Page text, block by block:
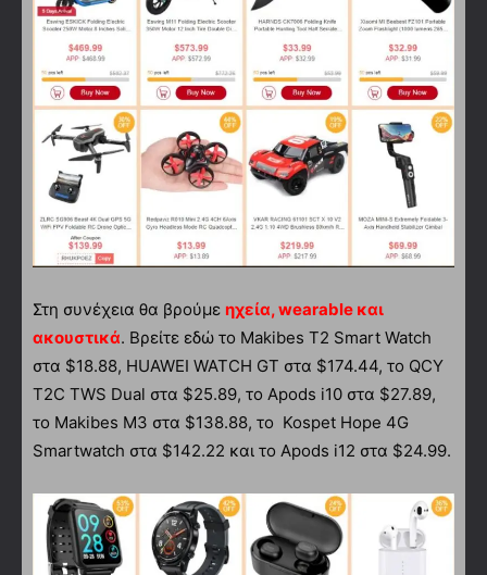
Στη συνέχεια θα βρούμε ηχεία, wearable και
ακουστικά. Βρείτε εδώ το Makibes T2 Smart Watch
στα $18.88, HUAWEI WATCH GT στα $174.44, το QCY
T2C TWS Dual στα $25.89, το Apods i10 στα $27.89,
το Makibes M3 στα $138.88, το Kospet Hope 4G
Smartwatch στα $142.22 και το Apods i12 στα $24.99.